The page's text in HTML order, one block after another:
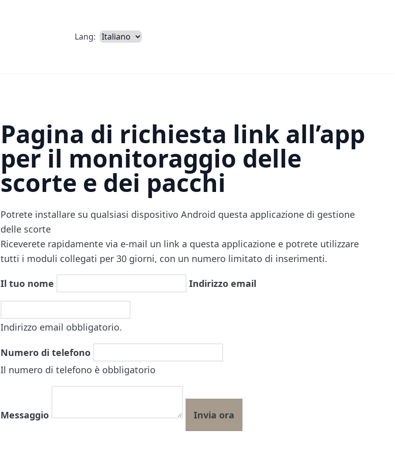
Lang:
Pagina di richiesta link all’app
per il monitoraggio delle
scorte e dei pacchi
Potrete installare su qualsiasi dispositivo Android questa applicazione di gestione
delle scorte
Riceverete rapidamente via e-mail un link a questa applicazione e potrete utilizzare
tutti i moduli collegati per 30 giorni, con un numero limitato di inserimenti.
Il tuo nome Indirizzo email
Indirizzo email obbligatorio.
Numero di telefono
Il numero di telefono è obbligatorio
Messaggio